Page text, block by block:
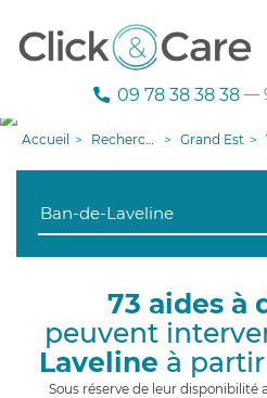
09 78 38 38 38 —
Accueil Recherche aide à domicile Grand Est
73 aides à
peuvent
Laveline à
Sous réserve de leur